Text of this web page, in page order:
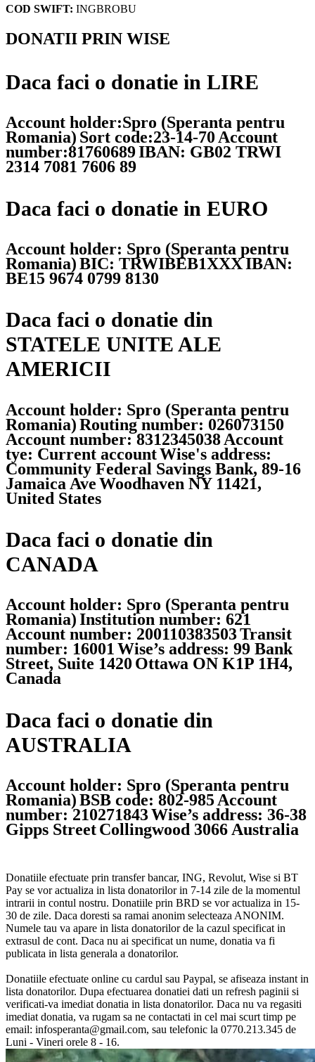
COD SWIFT: INGBROBU
DONATII PRIN WISE
Daca faci o donatie in LIRE
Account holder:Spro (Speranta pentru
Romania) Sort code:23-14-70 Account
number:81760689IBAN: GB02 TRWI
2314 7081 7606 89
Daca faci o donatie in EURO
Account holder: Spro (Speranta pentru
Romania)BIC: TRWIBEB1XXXIBAN:
BE15 9674 0799 8130
Daca faci o donatie din
STATELE UNITE ALE
AMERICII
Account holder: Spro (Speranta pentru
Romania)Routing number: 026073150
Account number: 8312345038Account
tye: Current accountWise's address:
Community Federal Savings Bank, 89-16
Jamaica AveWoodhaven NY 11421,
United States
Daca faci o donatie din
CANADA
Account holder: Spro (Speranta pentru
Romania)Institution number: 621
Account number: 200110383503Transit
number: 16001Wise’s address: 99 Bank
Street, Suite 1420 Ottawa ON K1P 1H4,
Canada
Daca faci o donatie din
AUSTRALIA
Account holder: Spro (Speranta pentru
Romania)BSB code: 802-985Account
number: 210271843Wise’s address: 36-38
Gipps StreetCollingwood 3066 Australia
Donatiile efectuate prin transfer bancar, ING, Revolut, Wise si BT
Pay se vor actualiza in lista donatorilor in 7-14 zile de la momentul
intrarii in contul nostru. Donatiile prin BRD se vor actualiza in 15-
30 de zile. Daca doresti sa ramai anonim selecteaza ANONIM.
Numele tau va apare in lista donatorilor de la cazul specificat in
extrasul de cont. Daca nu ai specificat un nume, donatia va fi
publicata in lista generala a donatorilor.
Donatiile efectuate online cu cardul sau Paypal, se afiseaza instant in
lista donatorilor. Dupa efectuarea donatiei dati un refresh paginii si
verificati-va imediat donatia in lista donatorilor. Daca nu va regasiti
imediat donatia, va rugam sa ne contactati in cel mai scurt timp pe
email: infosperanta@gmail.com, sau telefonic la 0770.213.345 de
Luni - Vineri orele 8 - 16.